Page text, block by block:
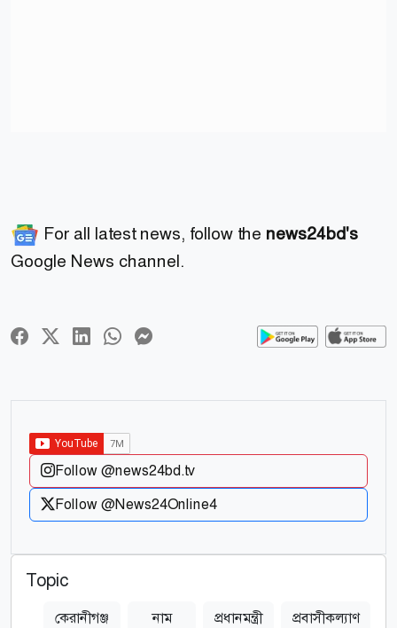
For all latest news, follow the news24bd's
Google News channel.
Follow @news24bd.tv
Follow @News24Online4
Topic
কেরানীগঞ্জ
নাম
প্রধানমন্ত্রী
প্রবাসীকল্যাণ